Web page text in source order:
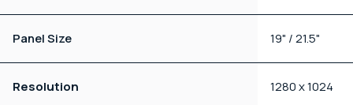
Panel Size 19" / 21.5"
Resolution 1280 x 1024